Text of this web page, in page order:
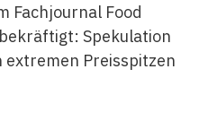
Fachjournal Food
Spekulation
extremen Preisspitzen